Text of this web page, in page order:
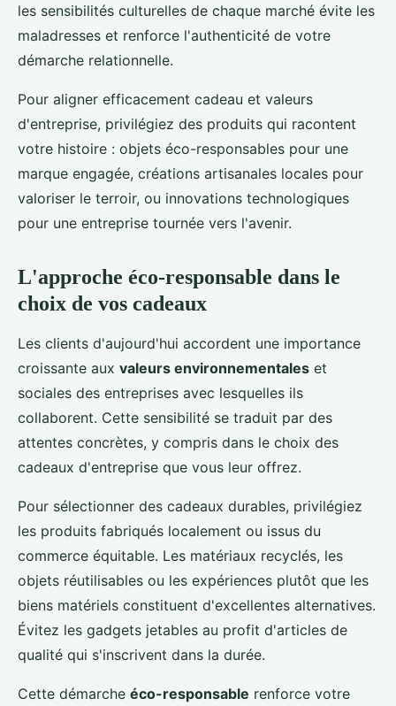
les sensibilités culturelles de chaque marché évite les
maladresses et renforce l'authenticité de votre
démarche relationnelle.
Pour aligner efficacement cadeau et valeurs
d'entreprise, privilégiez des produits qui racontent
votre histoire : objets éco-responsables pour une
marque engagée, créations artisanales locales pour
valoriser le terroir, ou innovations technologiques
pour une entreprise tournée vers l'avenir.
L'approche éco-responsable dans le
choix de vos cadeaux
Les clients d'aujourd'hui accordent une importance
croissante aux valeurs environnementales et
sociales des entreprises avec lesquelles ils
collaborent. Cette sensibilité se traduit par des
attentes concrètes, y compris dans le choix des
cadeaux d'entreprise que vous leur offrez.
Pour sélectionner des cadeaux durables, privilégiez
les produits fabriqués localement ou issus du
commerce équitable. Les matériaux recyclés, les
objets réutilisables ou les expériences plutôt que les
biens matériels constituent d'excellentes alternatives.
Évitez les gadgets jetables au profit d'articles de
qualité qui s'inscrivent dans la durée.
Cette démarche éco-responsable renforce votre